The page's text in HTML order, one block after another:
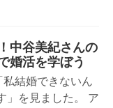
中谷美紀さんの
婚活を学ぼう
結婚できないん
」を見ました。 ア